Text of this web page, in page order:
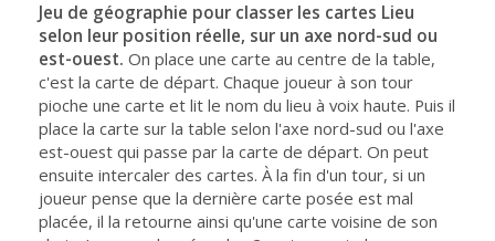
Jeu de géographie pour classer les cartes Lieu
selon leur position réelle, sur un axe nord-sud ou
est-ouest. On place une carte au centre de la table,
c'est la carte de départ. Chaque joueur à son tour
pioche une carte et lit le nom du lieu à voix haute. Puis il
place la carte sur la table selon l'axe nord-sud ou l'axe
est-ouest qui passe par la carte de départ. On peut
ensuite intercaler des cartes. À la fin d'un tour, si un
joueur pense que la dernière carte posée est mal
placée, il la retourne ainsi qu'une carte voisine de son